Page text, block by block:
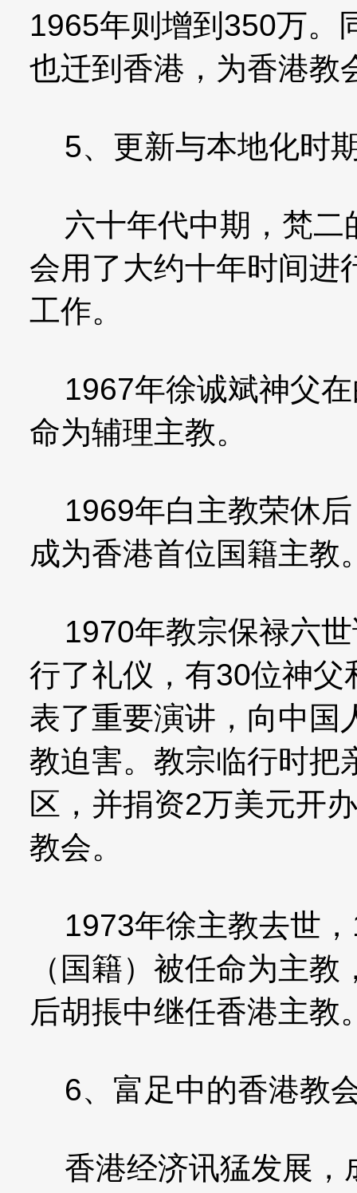
1965年则增到350万。
也迁到香港，为香港教
5、更新与本地化时
六十年代中期，梵二
会用了大约十年时间进
工作。
1967年徐诚斌神父在
命为辅理主教。
1969年白主教荣休后
成为香港首位国籍主教
1970年教宗保禄六世
行了礼仪，有30位神
表了重要演讲，向中国
教迫害。教宗临行时把
区，并捐资2万美元开
教会。
1973年徐主教去世，
（国籍）被任命为主
后胡掁中继任香港主教
6、富足中的香港教
香港经济讯猛发展，